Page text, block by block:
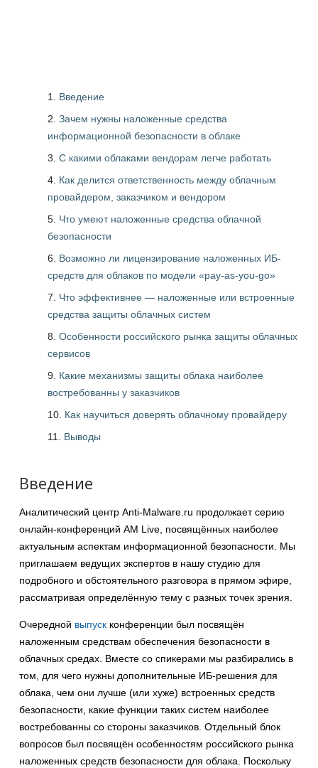
Введение
Зачем нужны наложенные средства
информационной безопасности в облаке
С какими облаками вендорам легче работать
Как делится ответственность между облачным
провайдером, заказчиком и вендором
Что умеют наложенные средства облачной
безопасности
Возможно ли лицензирование наложенных ИБ-
средств для облаков по модели «pay-as-you-go»
Что эффективнее — наложенные или встроенные
средства защиты облачных систем
Особенности российского рынка защиты облачных
сервисов
Какие механизмы защиты облака наиболее
востребованны у заказчиков
Как научиться доверять облачному провайдеру
Выводы
Введение
Аналитический центр Anti-Malware.ru продолжает серию
онлайн-конференций AM Live, посвящённых наиболее
актуальным аспектам информационной безопасности. Мы
приглашаем ведущих экспертов в нашу студию для
подробного и обстоятельного разговора в прямом эфире,
рассматривая определённую тему с разных точек зрения.
Очередной выпуск конференции был посвящён
наложенным средствам обеспечения безопасности в
облачных средах. Вместе со спикерами мы разбирались в
том, для чего нужны дополнительные ИБ-решения для
облака, чем они лучше (или хуже) встроенных средств
безопасности, какие функции таких систем наиболее
востребованны со стороны заказчиков. Отдельный блок
вопросов был посвящён особенностям российского рынка
наложенных средств безопасности для облака. Поскольку